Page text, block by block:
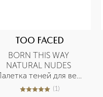
TOO FACED
BORN THIS WAY
NATURAL NUDES
теней для век
Cold Smolder Nudes
5из 51 (1)